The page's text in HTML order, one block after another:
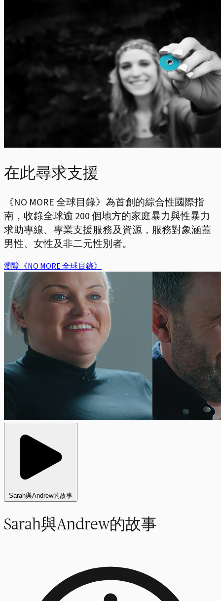
在此尋求支援
《NO MORE 全球目錄》為首創的綜合性國際指
南，收錄全球逾 200 個地方的家庭暴力與性暴力
求助專線、專業支援服務及資源，服務對象涵蓋
男性、女性及非二元性別者。
瀏覽《NO MORE 全球目錄》
Sarah與Andrew的故事
Sarah與Andrew的故事